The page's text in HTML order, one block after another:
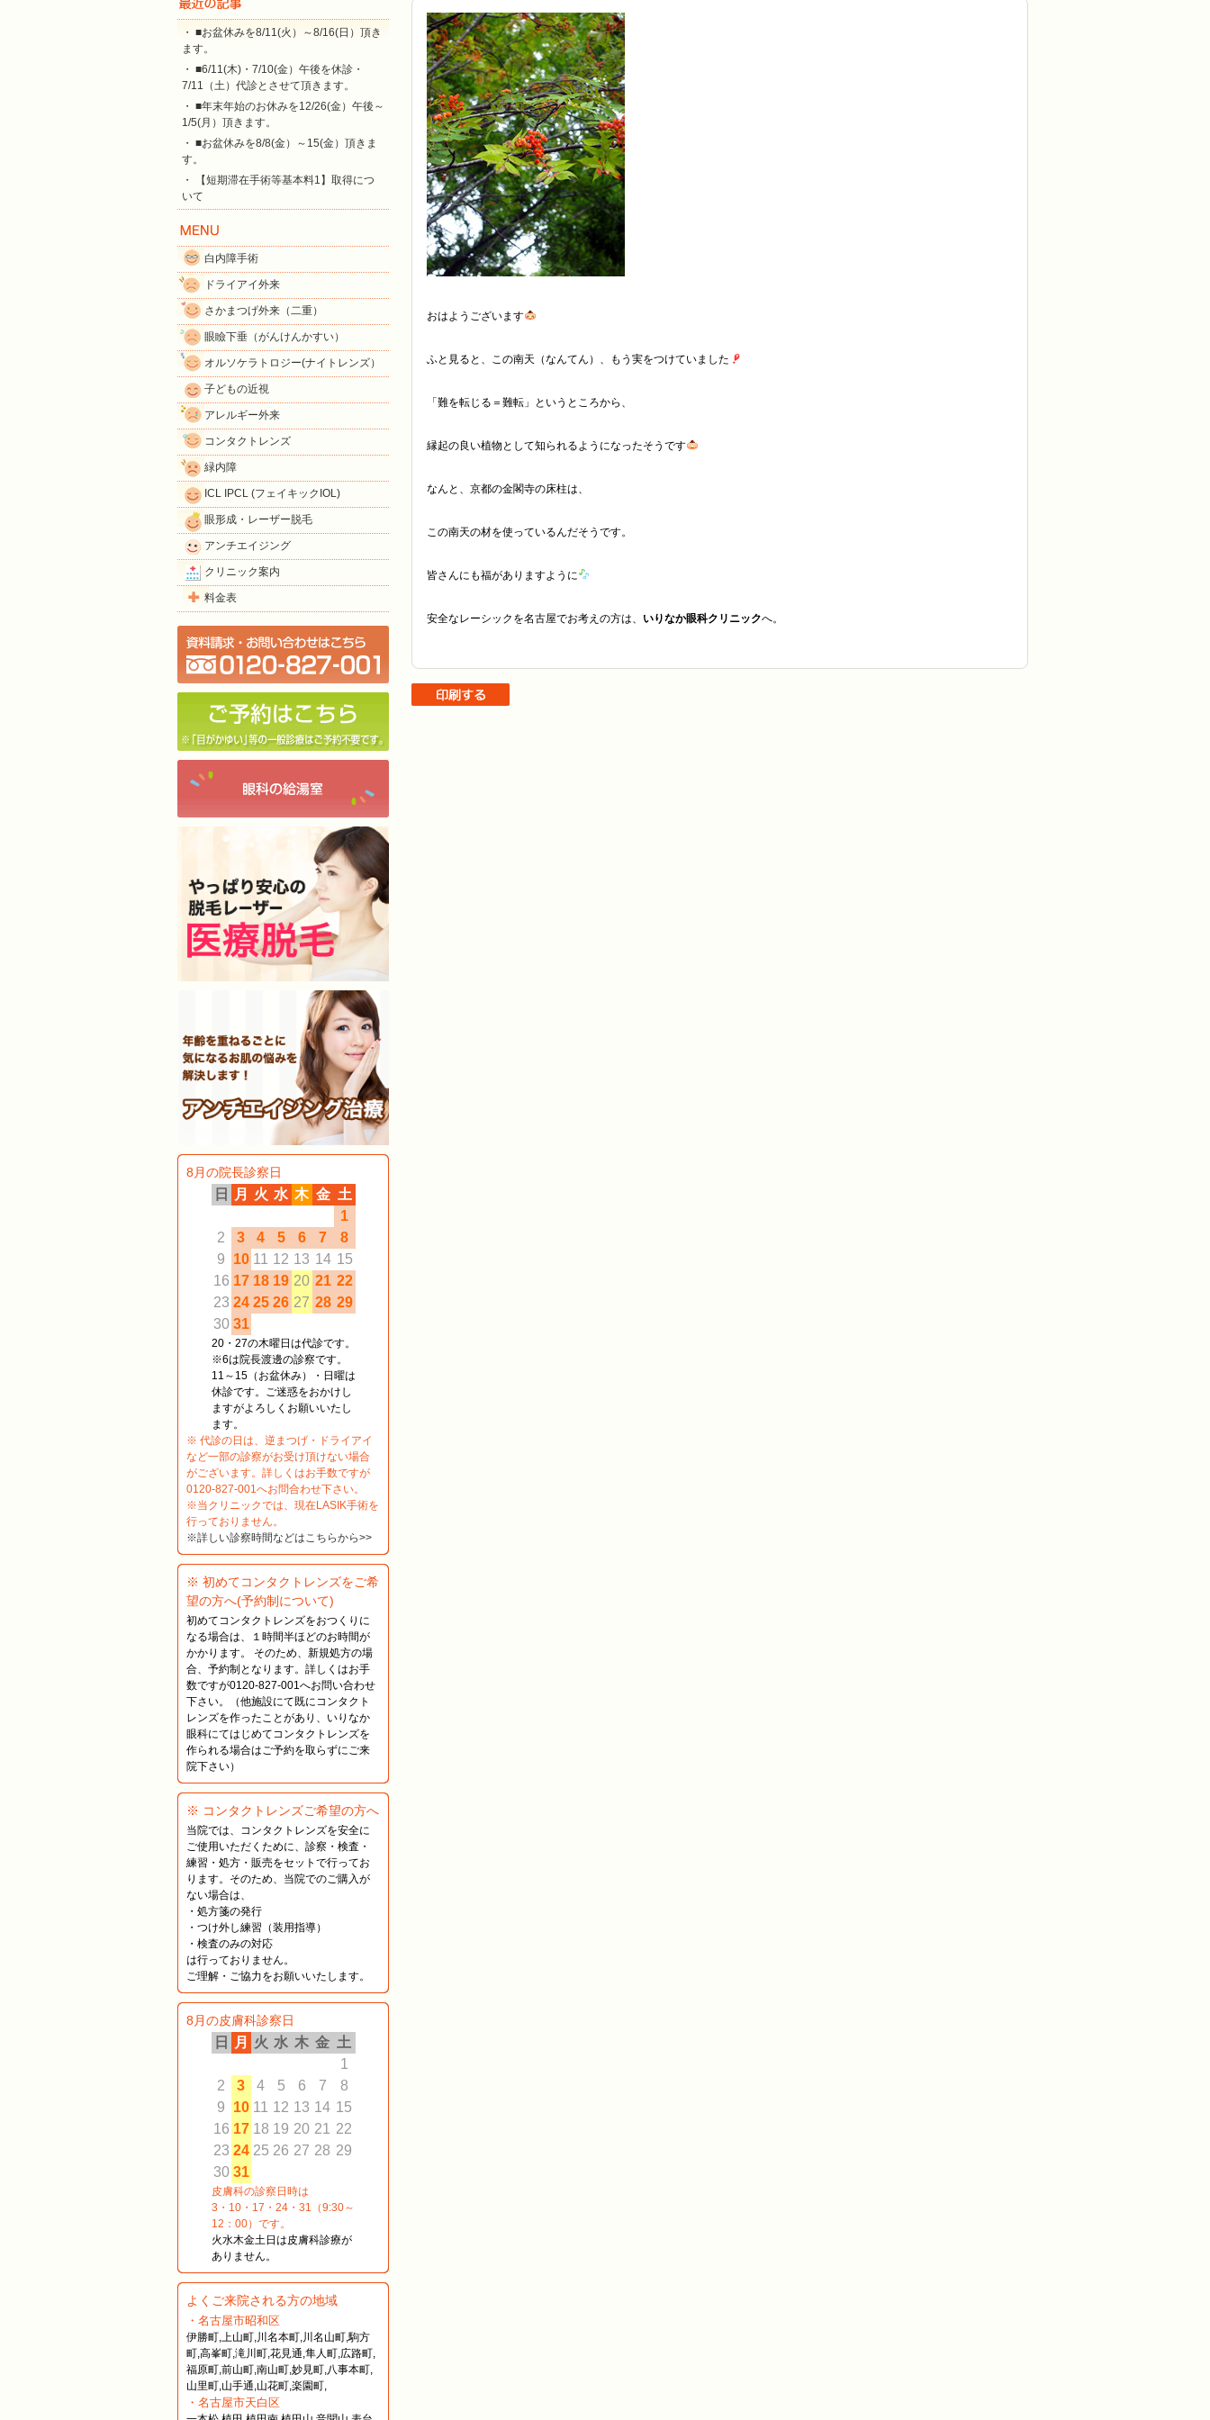
おはようございます
ふと見ると、この南天（なんてん）、もう実をつけていました
「難を転じる＝難転」というところから、
縁起の良い植物として知られるようになったそうです
なんと、京都の金閣寺の床柱は、
この南天の材を使っているんだそうです。
皆さんにも福がありますように
安全なレーシックを名古屋でお考えの方は、 いりなか眼科クリニックへ。
・ ■お盆休みを8/11(火）～8/16(日）頂き
ます。
・ ■6/11(木)・7/10(金）午後を休診・
7/11（土）代診とさせて頂きます。
・ ■年末年始のお休みを12/26(金）午後～
1/5(月）頂きます。
・ ■お盆休みを8/8(金）～15(金）頂きま
す。
・ 【短期滞在手術等基本料1】取得につ
いて
白内障手術
ドライアイ外来
さかまつげ外来（二重）
眼瞼下垂（がんけんかすい）
オルソケラトロジー(ナイトレンズ）
子どもの近視
アレルギー外来
コンタクトレンズ
緑内障
ICL IPCL (フェイキックIOL)
眼形成・レーザー脱毛
アンチエイジング
クリニック案内
料金表
8月の院長診察日
日 月 火 水 木 金 土
1
2
3 4 5 6 7
8
9
10 11 12 13 14 15
16 17 18 19 20 21 22
23 24 25 26 27 28 29
30 31
20・27の木曜日は代診です。
※6は院長渡邊の診察です。
11～15（お盆休み）・日曜は
休診です。ご迷惑をおかけし
ますがよろしくお願いいたし
ます。
※ 代診の日は、逆まつげ・ドライアイ
など一部の診察がお受け頂けない場合
がございます。詳しくはお手数ですが
0120-827-001へお問合わせ下さい。
※当クリニックでは、現在LASIK手術を
行っておりません。
※詳しい診察時間などはこちらから>>
※ 初めてコンタクトレンズをご希
望の方へ(予約制について)
初めてコンタクトレンズをおつくりに
なる場合は、１時間半ほどのお時間が
かかります。 そのため、新規処方の場
合、予約制となります。詳しくはお手
数ですが0120-827-001へお問い合わせ
下さい。（他施設にて既にコンタクト
レンズを作ったことがあり、いりなか
眼科にてはじめてコンタクトレンズを
作られる場合はご予約を取らずにご来
院下さい）
※ コンタクトレンズご希望の方へ
当院では、コンタクトレンズを安全に
ご使用いただくために、診察・検査・
練習・処方・販売をセットで行ってお
ります。そのため、当院でのご購入が
ない場合は、
・処方箋の発行
・つけ外し練習（装用指導）
・検査のみの対応
は行っておりません。
ご理解・ご協力をお願いいたします。
8月の皮膚科診察日
日 月 火 水 木 金 土
1
2
3 4 5 6 7
8
9
10 11 12 13 14 15
16 17 18 19 20 21
22
23 24 25 26 27 28 29
30 31
皮膚科の診察日時は
3・10・17・24・31（9:30～
12：00）です。
火水木金土日は皮膚科診療が
ありません。
よくご来院される方の地域
・名古屋市昭和区
伊勝町,上山町,川名本町,川名山町,駒方
町,高峯町,滝川町,花見通,隼人町,広路町,
福原町,前山町,南山町,妙見町,八事本町,
山里町,山手通,山花町,楽園町,
・名古屋市天白区